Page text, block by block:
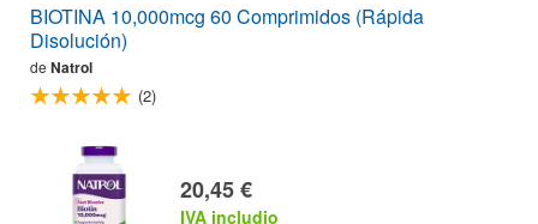
BIOTINA 10,000mcg 60 Comprimidos (Rápida
Disolución)
de Natrol
(2)
20,45 €
IVA includio